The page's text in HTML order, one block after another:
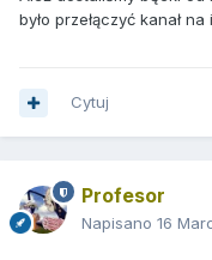
było przełączyć kanał na
Cytuj
Profesor
Napisano 16